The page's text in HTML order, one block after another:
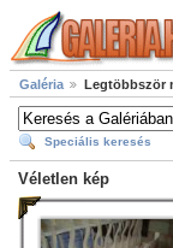
Galéria Legtöbbször
Speciális keresés
Véletlen kép